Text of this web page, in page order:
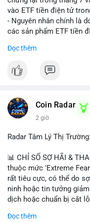
vào ETF tiền điện tử
- Nguyên nhân chính là
các sản phẩm ETF tiền
Hyperliquid có thể đã
- Nhà đầu tư cần theo
#binancesquare
📰 Nguồn: CoinDesk
Đọc thêm
Coin Radar
2 giờ
Radar Tâm Lý Thị
📊 CHỈ SỐ SỢ HÃI &
thuộc mức 'Extreme
rất tiêu cực, có thể do
ninh hoặc tin tưởng
dịch hoặc chuẩn bị cắt
📈 XU HƯỚNG TÌM
Đọc thêm